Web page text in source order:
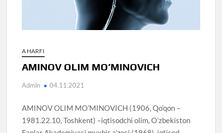
A HARFI
AMINOV OLIM MO’MINOVICH
Admin 04.11.2021
AMINOV OLIM MO’MINOVICH (1906, Qo’qon –
1981.22.10, Toshkent) –iqtisodchi olim, O’zbekiston